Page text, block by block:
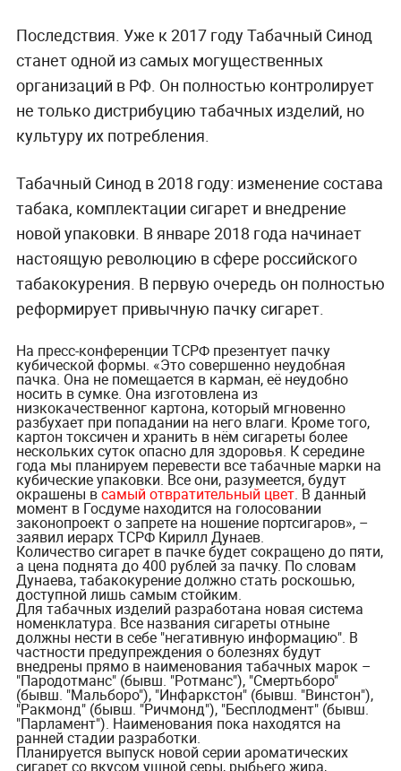
Последствия. Уже к 2017 году Табачный Синод
станет одной из самых могущественных
организаций в РФ. Он полностью контролирует
не только дистрибуцию табачных изделий, но
культуру их потребления.
Табачный Синод в 2018 году: изменение состава
табака, комплектации сигарет и внедрение
новой упаковки. В январе 2018 года начинает
настоящую революцию в сфере российского
табакокурения. В первую очередь он полностью
реформирует привычную пачку сигарет.
На пресс-конференции ТСРФ презентует пачку
кубической формы. «Это совершенно неудобная
пачка. Она не помещается в карман, её неудобно
носить в сумке. Она изготовлена из
низкокачественног картона, который мгновенно
разбухает при попадании на него влаги. Кроме того,
картон токсичен и хранить в нём сигареты более
нескольких суток опасно для здоровья. К середине
года мы планируем перевести все табачные марки на
кубические упаковки. Все они, разумеется, будут
окрашены всамый отвратительный цвет. В данный
момент в Госдуме находится на голосовании
законопроект о запрете на ношение портсигаров», –
заявил иерарх ТСРФ Кирилл Дунаев.
Количество сигарет в пачке будет сокращено до пяти,
а цена поднята до 400 рублей за пачку. По словам
Дунаева, табакокурение должно стать роскошью,
доступной лишь самым стойким.
Для табачных изделий разработана новая система
номенклатура. Все названия сигареты отныне
должны нести в себе "негативную информацию". В
частности предупреждения о болезнях будут
внедрены прямо в наименования табачных марок –
"Пародотманс" (бывш. "Ротманс"), "Смертьборо"
(бывш. "Мальборо"), "Инфаркстон" (бывш. "Винстон"),
"Ракмонд" (бывш. "Ричмонд"), "Бесплодмент" (бывш.
"Парламент"). Наименования пока находятся на
ранней стадии разработки.
Планируется выпуск новой серии ароматических
сигарет со вкусом ушной серы, рыбьего жира,